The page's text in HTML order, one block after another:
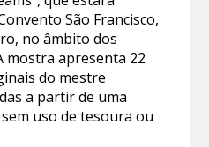
São Francisco,
no âmbito dos
mostra apresenta 22
do mestre
a partir de uma
uso de tesoura ou